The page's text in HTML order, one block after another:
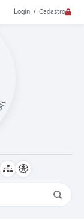
Login / Cadastro